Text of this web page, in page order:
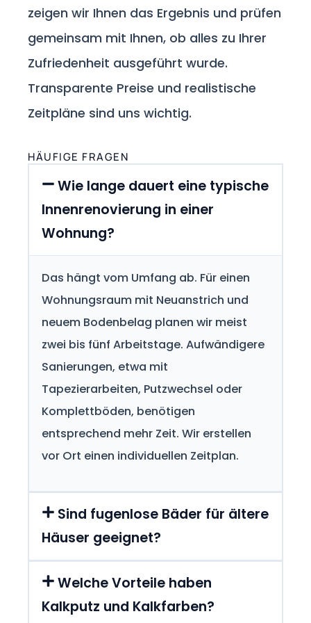
zeigen wir Ihnen das Ergebnis und prüfen
gemeinsam mit Ihnen, ob alles zu Ihrer
Zufriedenheit ausgeführt wurde.
Transparente Preise und realistische
Zeitpläne sind uns wichtig.
HÄUFIGE FRAGEN
Wie lange dauert eine typische
Innenrenovierung in einer
Wohnung?
Das hängt vom Umfang ab. Für einen
Wohnungsraum mit Neuanstrich und
neuem Bodenbelag planen wir meist
zwei bis fünf Arbeitstage. Aufwändigere
Sanierungen, etwa mit
Tapezierarbeiten, Putzwechsel oder
Komplettböden, benötigen
entsprechend mehr Zeit. Wir erstellen
vor Ort einen individuellen Zeitplan.
Sind fugenlose Bäder für ältere
Häuser geeignet?
Welche Vorteile haben
Kalkputz und Kalkfarben?